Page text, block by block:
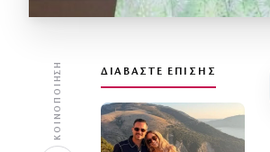
ΚΟΙΝΟΠΟΊΗΣΗ ΔΙΑΒΆΣΤΕ ΕΠΊΣΗΣ